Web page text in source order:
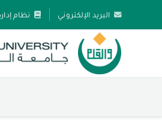
البريد الإلكتروني نظام